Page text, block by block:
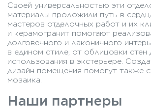
Своей универсальностью эти
материалы проложили путь в
мастеров отделочных работ и их
и керамогранит помогают
долговечного и лаконичного
в едином стиле, от облицовки стен
использования в экстерьере.
дизайн помещения помогут также
мозаика.
Наши партнеры